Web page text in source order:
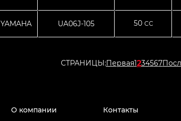
YAMAHA UA06J-105 50 CC
СТРАНИЦЫ:Первая1234567
О компании Контакты